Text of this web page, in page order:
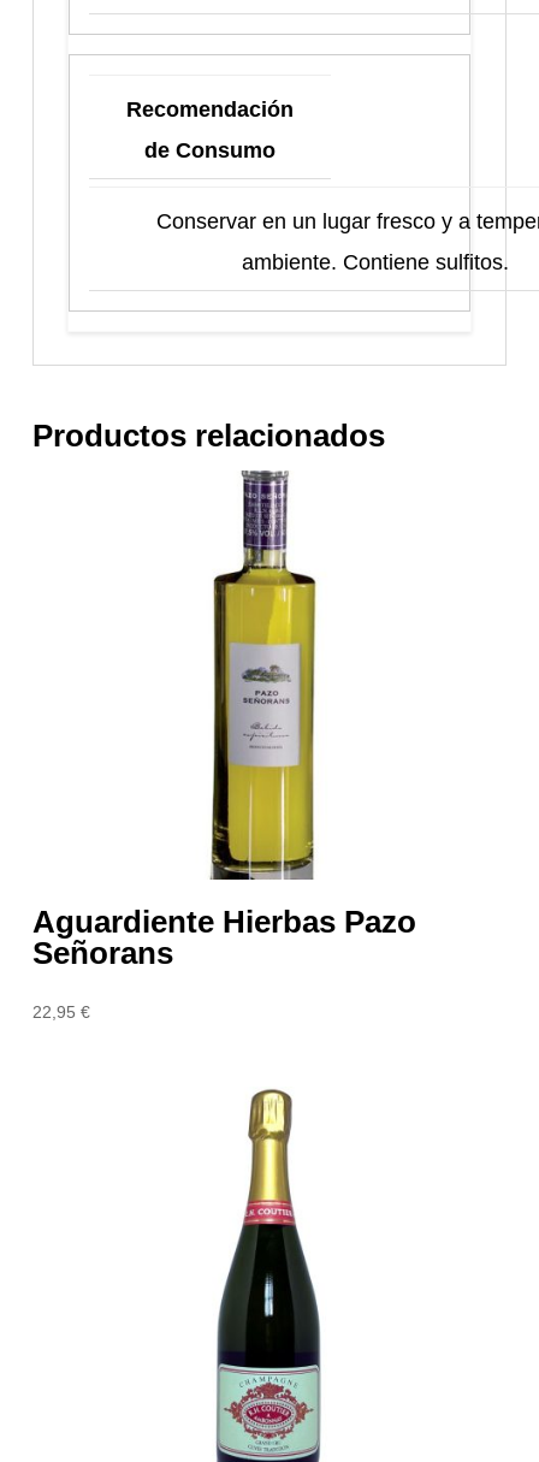
Recomendación
de Consumo
Conservar en un lugar fresco y a
ambiente. Contiene sulfitos.
Productos relacionados
Aguardiente Hierbas Pazo
Señorans
22,95€